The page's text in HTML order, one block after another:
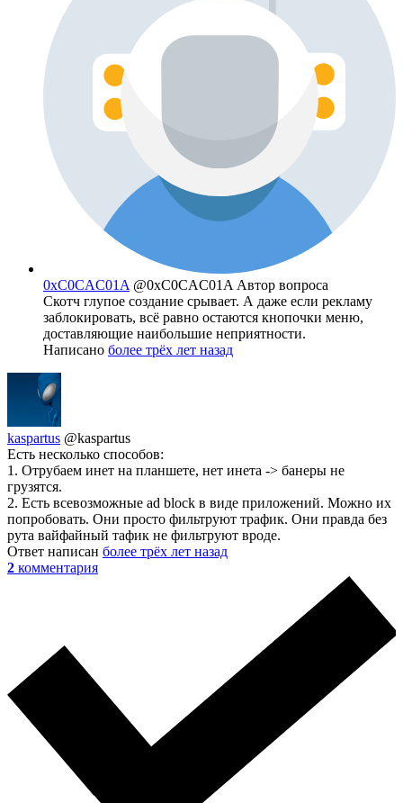
0xC0CAC01A @0xC0CAC01A Автор вопроса
Скотч глупое создание срывает. А даже если рекламу
заблокировать, всё равно остаются кнопочки меню,
доставляющие наибольшие неприятности.
Написано более трёх лет назад
kaspartus @kaspartus
Есть несколько способов:
1. Отрубаем инет на планшете, нет инета -> банеры не
грузятся.
2. Есть всевозможные ad block в виде приложений. Можно их
попробовать. Они просто фильтруют трафик. Они правда без
рута вайфайный тафик не фильтруют вроде.
Ответ написан более трёх лет назад
2 комментария